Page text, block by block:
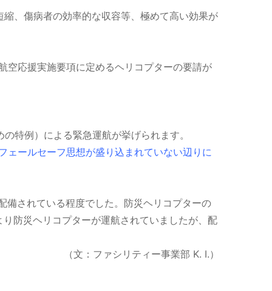
、傷病者の効率的な収容等、極めて高い効果が
応援実施要項に定めるヘリコプターの要請が
特例）による緊急運航が挙げられます。
ェールセーフ思想が盛り込まれていない辺りに
備されている程度でした。防災ヘリコプターの
防災ヘリコプターが運航されていましたが、配
（文：ファシリティー事業部 K. I.）